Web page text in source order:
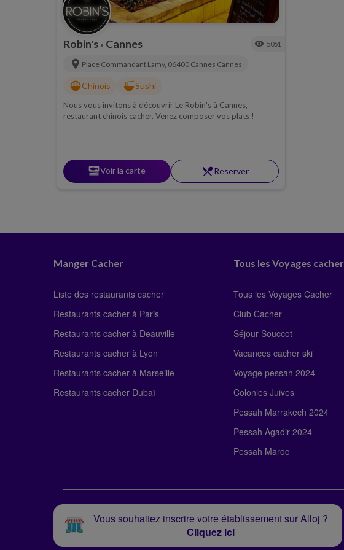
Robin's • Cannes visibility 5051
location_on Place Commandant Lamy, 06400 Cannes Cannes
rice_bowlChinois ramen_diningSushi
Nous vous invitons à découvrir Le Robin's à Cannes,
restaurant chinois cacher. Venez composer vos plats !
set_mealVoir la carte restaurant_menuReserver
Manger Cacher
Liste des restaurants cacher
Restaurants cacher à Paris
Restaurants cacher à Deauville
Restaurants cacher à Lyon
Restaurants cacher à Marseille
Restaurants cacher Dubaï
Tous les Voyages cacher
Tous les Voyages Cacher
Club Cacher
Séjour Souccot
Vacances cacher ski
Voyage pessah 2024
Colonies Juives
Pessah Marrakech 2024
Pessah Agadir 2024
Pessah Maroc
Vous souhaitez inscrire votre établissement sur Alloj ?
Cliquez ici